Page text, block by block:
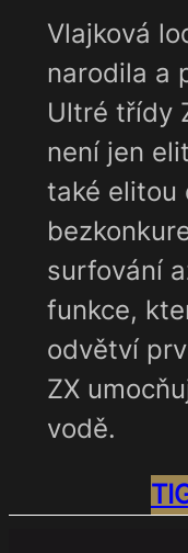
Vlajková
narodila a
Ultré třídy
není jen
také elitou
surfování
funkce,
odvětví
ZX
vodě.